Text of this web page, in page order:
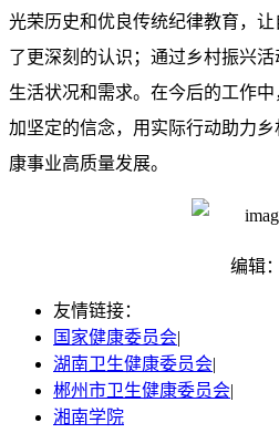
光荣历史和优良传统纪律教育，
了更深刻的认识；通过乡村振兴
生活状况和需求。在今后的工作
加坚定的信念，用实际行动助力
康事业高质量发展。
编辑
友情链接：
国家健康委员会|
湖南卫生健康委员会|
郴州市卫生健康委员会|
湘南学院